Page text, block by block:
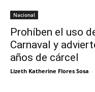
Nacional
Prohíben el uso
Carnaval y
años de cárcel
Lizeth Katherine Flores Sosa -